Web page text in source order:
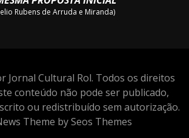
Rubens de Arruda e Miranda)
Jornal Cultural Rol. Todos os direitos
conteúdo não pode ser publicado,
ou redistribuído sem autorização.
Theme by Seos Themes